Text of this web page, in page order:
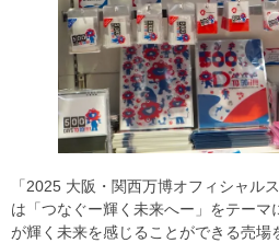
「2025 大阪・関西万博オフィシャル
は「つなぐー輝く未来へー」をテー
が輝く未来を感じることができる売場